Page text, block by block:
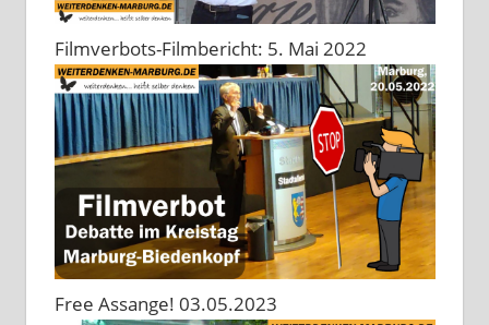
Filmverbots-Filmbericht: 5. Mai 2022
Free Assange! 03.05.2023